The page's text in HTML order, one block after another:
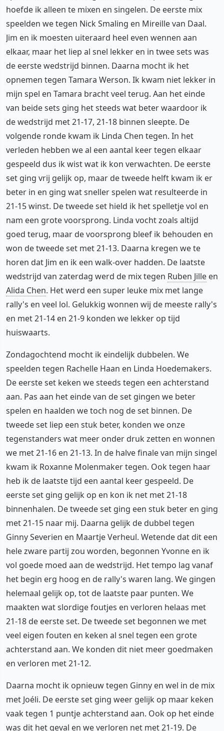
hoefde ik alleen te mixen en singelen. De eerste mix
speelden we tegen Nick Smaling en Mireille van Daal.
Jim en ik moesten uiteraard heel even wennen aan
elkaar, maar het liep al snel lekker en in twee sets was
de eerste wedstrijd binnen. Daarna mocht ik het
opnemen tegen Tamara Werson. Ik kwam niet lekker in
mijn spel en Tamara bracht veel terug. Aan het einde
van beide sets ging het steeds wat beter waardoor ik
de wedstrijd met 21-17, 21-18 binnen sleepte. De
volgende ronde kwam ik Linda Chen tegen. In het
verleden hebben we al een aantal keer tegen elkaar
gespeeld dus ik wist wat ik kon verwachten. De eerste
set ging vrij gelijk op, maar de tweede helft kwam ik er
beter in en ging wat sneller spelen wat resulteerde in
21-15 winst. De tweede set hield ik het spelletje vol en
nam een grote voorsprong. Linda vocht zoals altijd
goed terug, maar de voorsprong bleef ik behouden en
won de tweede set met 21-13. Daarna kregen we te
horen dat Jim en ik een walk-over hadden. De laatste
wedstrijd van zaterdag werd de mix tegen Ruben Jille en
Alida Chen. Het werd een super leuke mix met lange
rally's en veel lol. Gelukkig wonnen wij de meeste rally's
en met 21-14 en 21-9 konden we lekker op tijd
huiswaarts.
Zondagochtend mocht ik eindelijk dubbelen. We
speelden tegen Rachelle Haan en Linda Hoedemakers.
De eerste set keken we steeds tegen een achterstand
aan. Pas aan het einde van de set gingen we beter
spelen en haalden we toch nog de set binnen. De
tweede set liep een stuk beter, konden we onze
tegenstanders wat meer onder druk zetten en wonnen
we met 21-16 en 21-13. In de halve finale van mijn singel
kwam ik Roxanne Molenmaker tegen. Ook tegen haar
heb ik de laatste tijd een aantal keer gespeeld. De
eerste set ging gelijk op en kon ik net met 21-18
binnenhalen. De tweede set ging een stuk beter en ging
met 21-15 naar mij. Daarna gelijk de dubbel tegen
Ginny Severien en Maartje Verheul. Wetende dat dit een
hele zware partij zou worden, begonnen Yvonne en ik
vol goede moed aan de wedstrijd. Het tempo lag vanaf
het begin erg hoog en de rally's waren lang. We gingen
helemaal gelijk op, tot de laatste paar punten. We
maakten wat slordige foutjes en verloren helaas met
21-18 de eerste set. De tweede set begonnen we met
veel eigen fouten en keken al snel tegen een grote
achterstand aan. We konden dit niet meer goedmaken
en verloren met 21-12.
Daarna mocht ik opnieuw tegen Ginny en wel in de mix
met Joéli. De eerste set ging weer gelijk op maar keken
vaak tegen 1 puntje achterstand aan. Ook op het einde
was dit het geval en we verloren net met 21-19. De